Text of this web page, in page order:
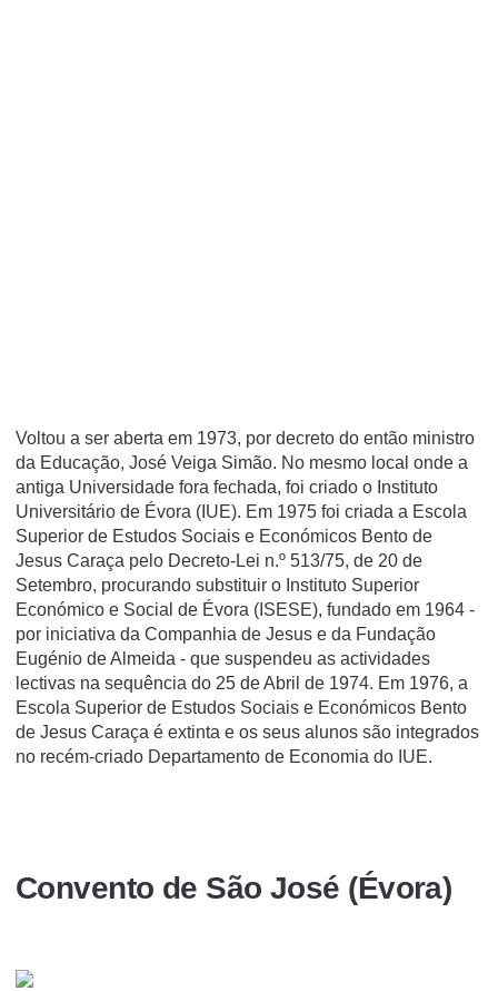
Voltou a ser aberta em 1973, por decreto do então ministro
da Educação, José Veiga Simão. No mesmo local onde a
antiga Universidade fora fechada, foi criado o Instituto
Universitário de Évora (IUE). Em 1975 foi criada a Escola
Superior de Estudos Sociais e Económicos Bento de
Jesus Caraça pelo Decreto-Lei n.º 513/75, de 20 de
Setembro, procurando substituir o Instituto Superior
Económico e Social de Évora (ISESE), fundado em 1964 -
por iniciativa da Companhia de Jesus e da Fundação
Eugénio de Almeida - que suspendeu as actividades
lectivas na sequência do 25 de Abril de 1974. Em 1976, a
Escola Superior de Estudos Sociais e Económicos Bento
de Jesus Caraça é extinta e os seus alunos são integrados
no recém-criado Departamento de Economia do IUE.
Convento de São José (Évora)